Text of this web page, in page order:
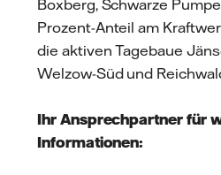
Boxberg, Schwarze
Prozent-Anteil am
die aktiven Tagebaue
Welzow-Süd und
Ihr Ansprechpartner für
Informationen: